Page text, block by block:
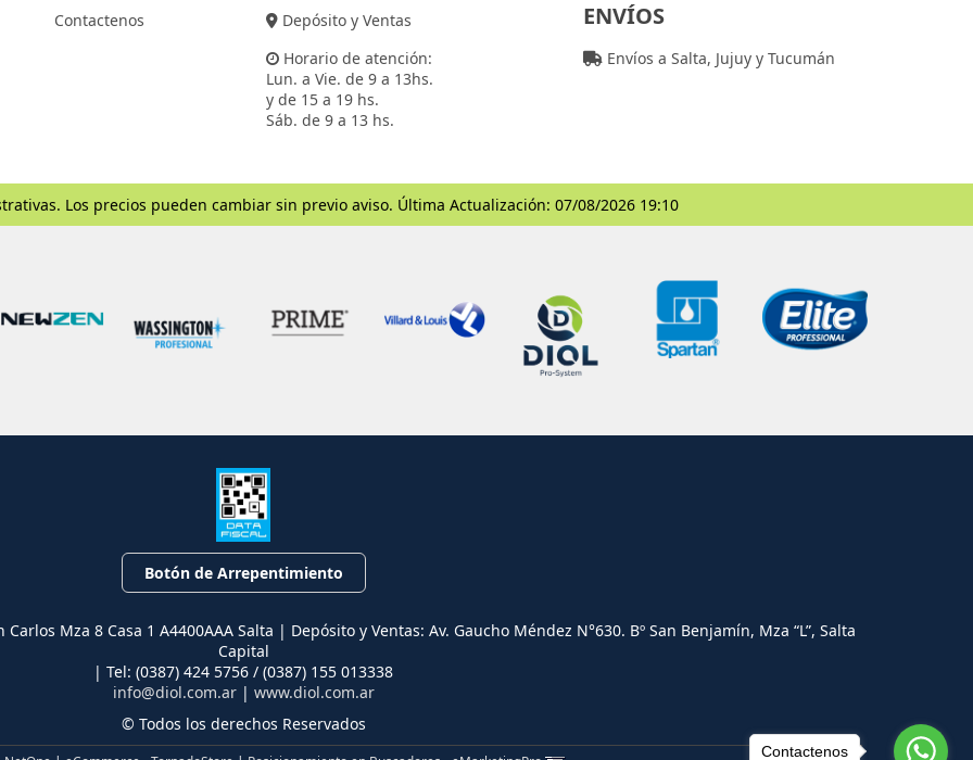
Contactenos
Depósito y Ventas
Horario de atención:
Lun. a Vie. de 9 a 13hs.
y de 15 a 19 hs.
Sáb. de 9 a 13 hs.
ENVÍOS
Envíos a Salta, Jujuy y Tucumán
Los precios pueden cambiar sin previo aviso. Última Actualización: 07/08/2026 19:10
Botón de Arrepentimiento
Mza 8 Casa 1 A4400AAA Salta | Depósito y Ventas: Av. Gaucho Méndez N°630. Bº San Benjamín, Mza “L”, Salta
Capital
| Tel: (0387) 424 5756 / (0387) 155 013338
info@diol.com.ar| www.diol.com.ar
© Todos los derechos Reservados
Contactenos